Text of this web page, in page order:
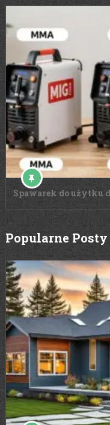
Spawarek do użytku
Popularne Posty